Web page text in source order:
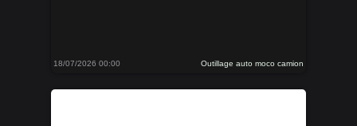
18/07/2026 00:00 Outillage auto moco camion